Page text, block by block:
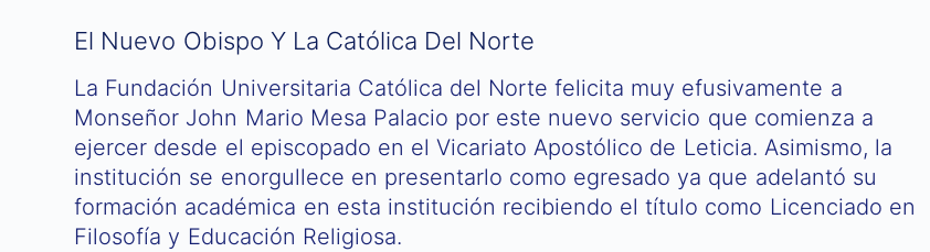
El Nuevo Obispo Y La Católica Del Norte
La Fundación Universitaria Católica del Norte felicita muy efusivamente a
Monseñor John Mario Mesa Palacio por este nuevo servicio que comienza a
ejercer desde el episcopado en el Vicariato Apostólico de Leticia. Asimismo, la
institución se enorgullece en presentarlo como egresado ya que adelantó su
formación académica en esta institución recibiendo el título como Licenciado en
Filosofía y Educación Religiosa.